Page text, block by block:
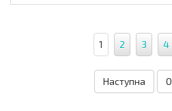
1 2 3 4
Наступна